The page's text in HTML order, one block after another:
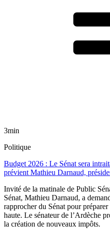
3min
Politique
Budget 2026 : Le Sénat sera
prévient Mathieu Darnaud,
Invité de la matinale de Public
Sénat, Mathieu Darnaud, a
rapprocher du Sénat pour
haute. Le sénateur de l’Ardèche
la création de nouveaux impôts.